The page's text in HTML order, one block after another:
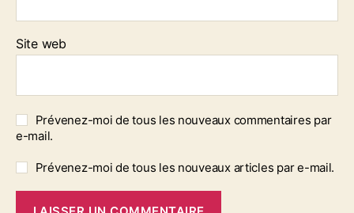
Site web
Prévenez-moi de tous les nouveaux commentaires par
e-mail.
Prévenez-moi de tous les nouveaux articles par e-mail.